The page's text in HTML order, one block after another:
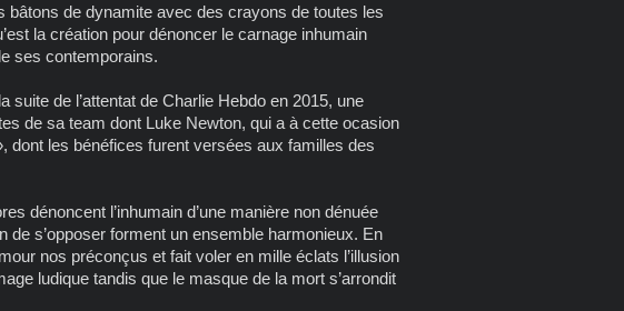
de dynamite avec des crayons de toutes les
la création pour dénoncer le carnage inhumain
ses contemporains.
suite de l’attentat de Charlie Hebdo en 2015, une
de sa team dont Luke Newton, qui a à cette ocasion
dont les bénéfices furent versées aux familles des
dénoncent l’inhumain d’une manière non dénuée
de s’opposer forment un ensemble harmonieux. En
nos préconçus et fait voler en mille éclats l’illusion
ludique tandis que le masque de la mort s’arrondit